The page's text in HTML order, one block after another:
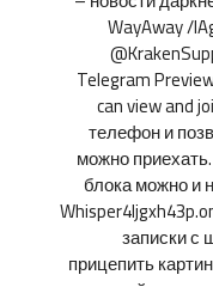
WayAway /
Telegram
can view and
телефон и
можно
блока можно и
записки с
прицепить